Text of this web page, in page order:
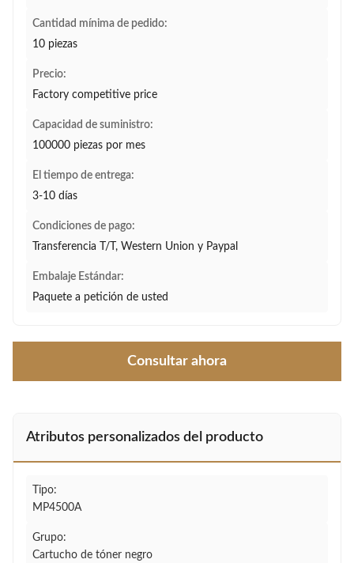
Cantidad mínima de pedido:
10 piezas
Precio:
Factory competitive price
Capacidad de suministro:
100000 piezas por mes
El tiempo de entrega:
3-10 días
Condiciones de pago:
Transferencia T/T, Western Union y Paypal
Embalaje Estándar:
Paquete a petición de usted
Consultar ahora
Atributos personalizados del producto
Tipo:
MP4500A
Grupo:
Cartucho de tóner negro